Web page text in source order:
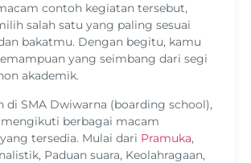
contoh kegiatan tersebut,
salah satu yang paling sesuai
bakatmu. Dengan begitu, kamu
yang seimbang dari segi
akademik.
di SMA Dwiwarna (boarding school),
berbagai macam
tersedia. Mulai dari Pramuka,
Paduan suara, Keolahragaan,